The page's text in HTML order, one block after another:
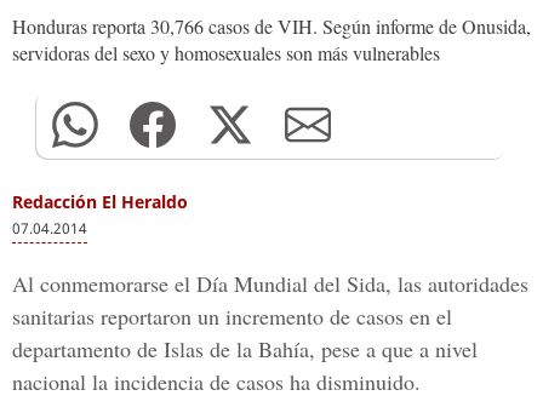
Honduras reporta 30,766 casos de VIH. Según informe de Onusida,
servidoras del sexo y homosexuales son más vulnerables
Redacción El Heraldo
07.04.2014
Al conmemorarse el Día Mundial del Sida, las autoridades
sanitarias reportaron un incremento de casos en el
departamento de Islas de la Bahía, pese a que a nivel
nacional la incidencia de casos ha disminuido.